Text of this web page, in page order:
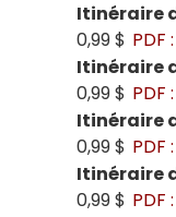
Itinéraire
0,99 $ PDF :
Itinéraire
0,99 $ PDF :
Itinéraire
0,99 $ PDF :
Itinéraire
0,99 $ PDF :